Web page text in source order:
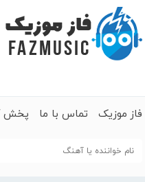
فاز موزیک تماس با ما پخش